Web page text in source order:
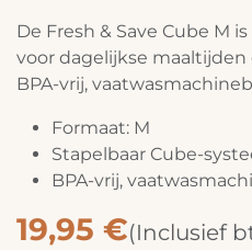
De Fresh & Save Cube M
voor dagelijkse maaltijden
BPA-vrij,
Formaat: M
Stapelbaar Cube-
BPA-vrij,
19,95 €(Inclusief